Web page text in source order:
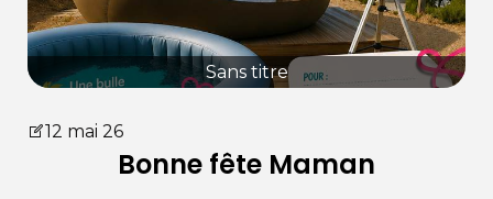
Sans titre
12 mai 26
Bonne fête Maman